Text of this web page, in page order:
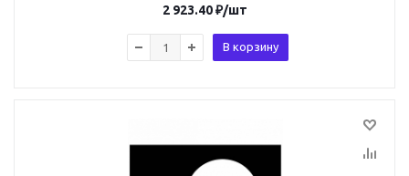
2 923.40₽/шт
В корзину